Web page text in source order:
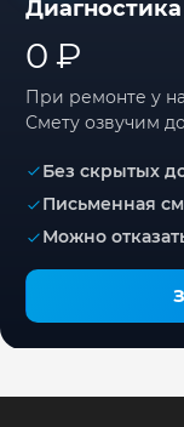
Диагностика
0 ₽
При ремонте у
Смету озвучим
Без скрытых
Письменная
Можно